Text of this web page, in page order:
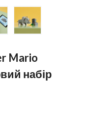
Mario
набір